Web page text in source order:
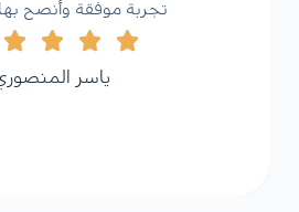
تجربة موفقة وأنصح
ياسر